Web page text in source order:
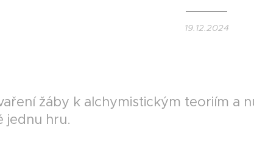
19.12.2024
žáby k alchymistickým teoriím a
jednu hru.